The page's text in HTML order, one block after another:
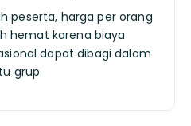
peserta, harga per orang
hemat karena biaya
dapat dibagi dalam
grup